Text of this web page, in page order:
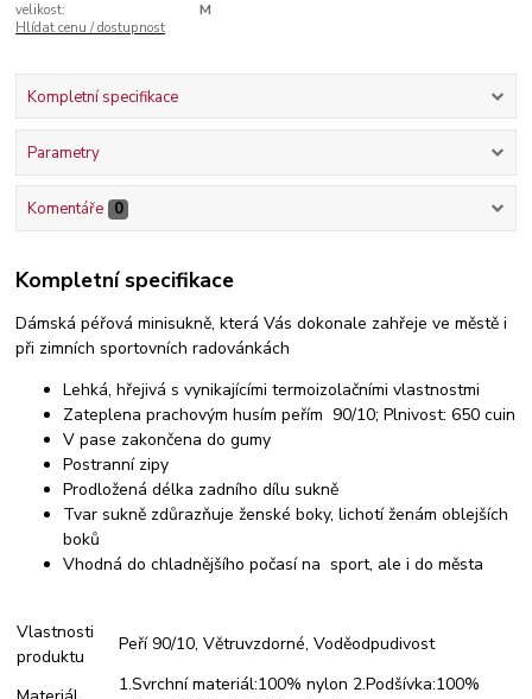
velikost:
M
Hlídat cenu / dostupnost
Kompletní specifikace
Parametry
Komentáře 0
Kompletní specifikace
Dámská péřová minisukně, která Vás dokonale zahřeje ve městě i
při zimních sportovních radovánkách
Lehká, hřejivá s vynikajícími termoizolačními vlastnostmi
Zateplena prachovým husím peřím 90/10; Plnivost: 650 cuin
V pase zakončena do gumy
Postranní zipy
Prodložená délka zadního dílu sukně
Tvar sukně zdůrazňuje ženské boky, lichotí ženám oblejších
boků
Vhodná do chladnějšího počasí na sport, ale i do města
Vlastnosti
produktu
Peří 90/10, Větruvzdorné, Voděodpudivost
1.Svrchní materiál:100% nylon 2.Podšívka:100%